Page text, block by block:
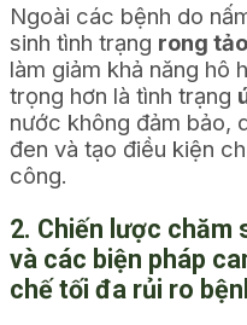
Ngoài các bệnh do
sinh tình trạng rong tảo
làm giảm khả năng hô
trọng hơn là tình trạng
nước không đảm bảo,
đen và tạo điều kiện
công.
2. Chiến lược chăm
và các biện pháp
chế tối đa rủi ro